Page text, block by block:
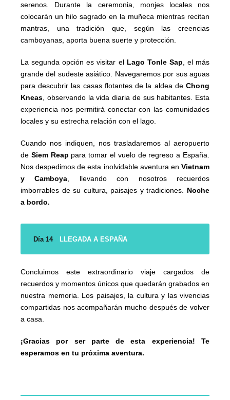
serenos. Durante la ceremonia, monjes locales nos
colocarán un hilo sagrado en la muñeca mientras recitan
mantras, una tradición que, según las creencias
camboyanas, aporta buena suerte y protección.
La segunda opción es visitar el Lago Tonle Sap, el más
grande del sudeste asiático. Navegaremos por sus aguas
para descubrir las casas flotantes de la aldea de Chong
Kneas, observando la vida diaria de sus habitantes. Esta
experiencia nos permitirá conectar con las comunidades
locales y su estrecha relación con el lago.
Cuando nos indiquen, nos trasladaremos al aeropuerto
de Siem Reap para tomar el vuelo de regreso a España.
Nos despedimos de esta inolvidable aventura en Vietnam
y Camboya, llevando con nosotros recuerdos
imborrables de su cultura, paisajes y tradiciones. Noche
a bordo.
Día 14 LLEGADA A ESPAÑA
Concluimos este extraordinario viaje cargados de
recuerdos y momentos únicos que quedarán grabados en
nuestra memoria. Los paisajes, la cultura y las vivencias
compartidas nos acompañarán mucho después de volver
a casa.
¡Gracias por ser parte de esta experiencia! Te
esperamos en tu próxima aventura.